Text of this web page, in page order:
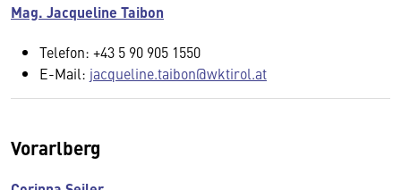
Mag. Jacqueline Taibon
Telefon: +43 5 90 905 1550
E-Mail: jacqueline.taibon@wktirol.at
Vorarlberg